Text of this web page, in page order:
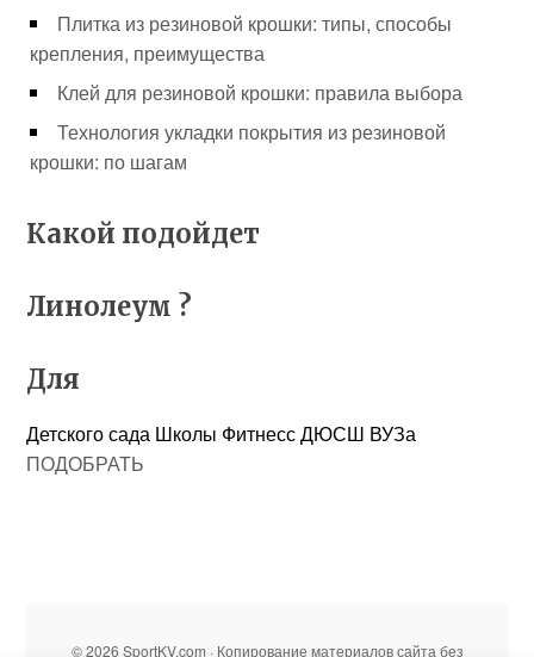
Плитка из резиновой крошки: типы, способы
крепления, преимущества
Клей для резиновой крошки: правила выбора
Технология укладки покрытия из резиновой
крошки: по шагам
Какой подойдет
Линолеум ?
Для
Детского сада Школы ФитнессДЮСШ ВУЗа
ПОДОБРАТЬ
© 2026 SportKV.com · Копирование материалов сайта без